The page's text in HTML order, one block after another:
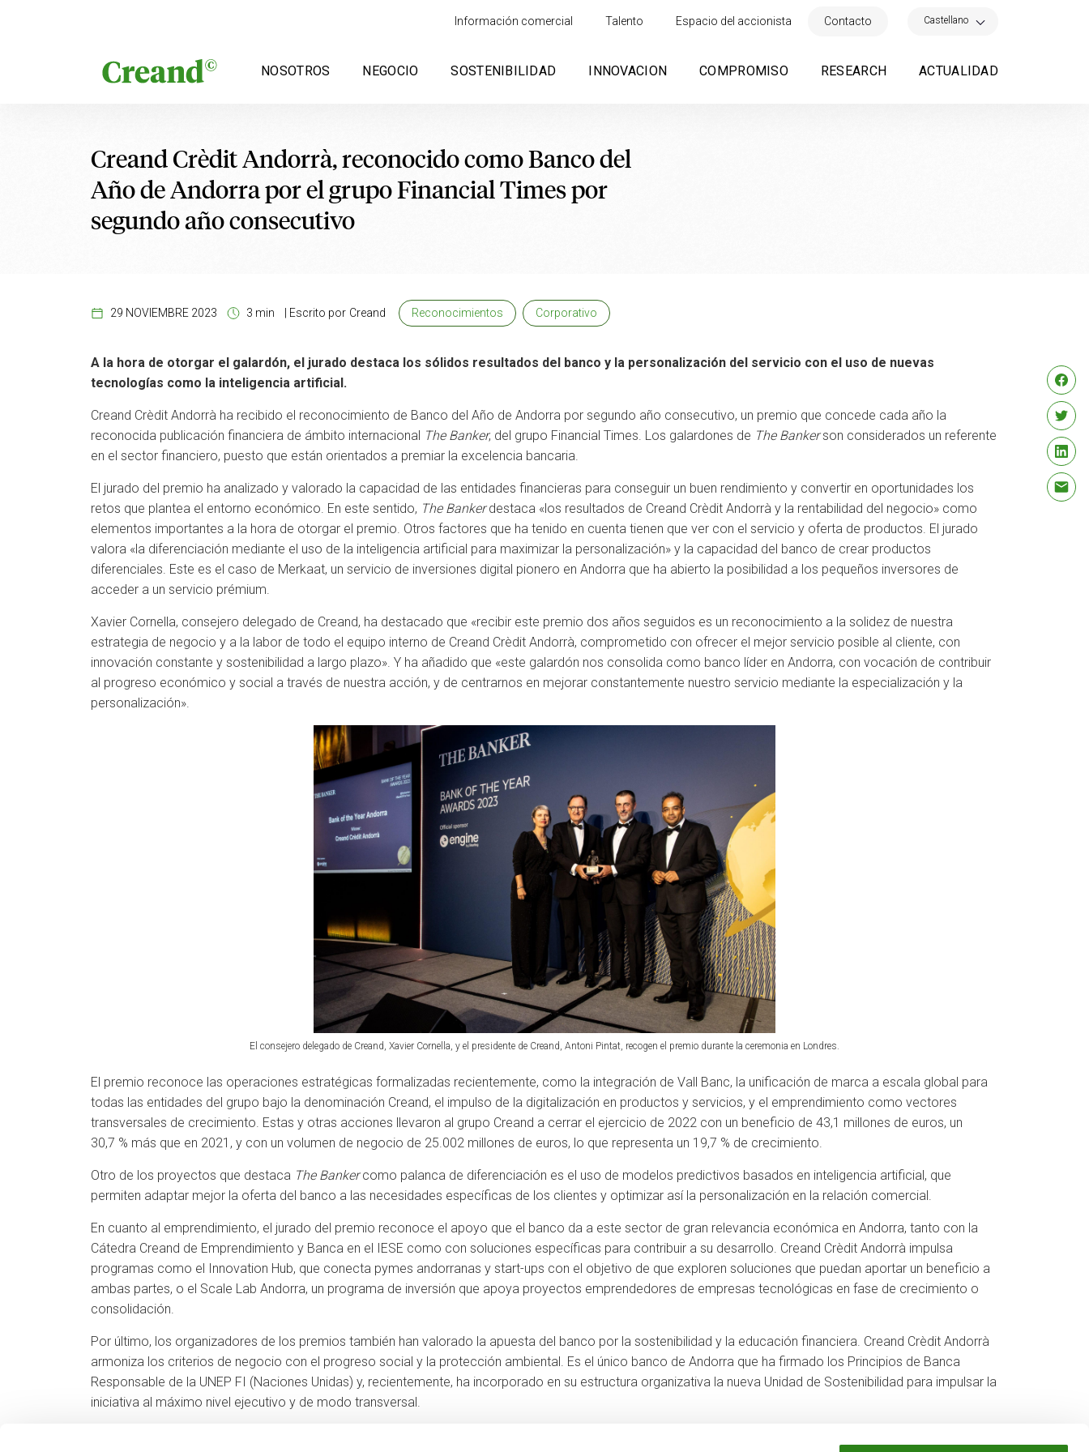
Información comercial Talento Espacio del accionista Contacto Castellano
NOSOTROS NEGOCIO SOSTENIBILIDAD INNOVACION COMPROMISO RESEARCH ACTUALIDAD
Creand Crèdit Andorrà, reconocido como Banco del
Año de Andorra por el grupo Financial Times por
segundo año consecutivo
29 NOVIEMBRE 2023 3 min Escrito por Creand Reconocimientos Corporativo
A la hora de otorgar el galardón, el jurado destaca los sólidos resultados del banco y la personalización del servicio con el uso de nuevas
tecnologías como la inteligencia artificial.
Creand Crèdit Andorrà ha recibido el reconocimiento de Banco del Año de Andorra por segundo año consecutivo, un premio que concede cada año la
reconocida publicación financiera de ámbito internacional The Banker, del grupo Financial Times. Los galardones de The Bankerson considerados un referente
en el sector financiero, puesto que están orientados a premiar la excelencia bancaria.
El jurado del premio ha analizado y valorado la capacidad de las entidades financieras para conseguir un buen rendimiento y convertir en oportunidades los
retos que plantea el entorno económico. En este sentido, The Bankerdestaca «los resultados de Creand Crèdit Andorrà y la rentabilidad del negocio» como
elementos importantes a la hora de otorgar el premio. Otros factores que ha tenido en cuenta tienen que ver con el servicio y oferta de productos. El jurado
valora «la diferenciación mediante el uso de la inteligencia artificial para maximizar la personalización» y la capacidad del banco de crear productos
diferenciales. Este es el caso de Merkaat, un servicio de inversiones digital pionero en Andorra que ha abierto la posibilidad a los pequeños inversores de
acceder a un servicio prémium.
Xavier Cornella, consejero delegado de Creand, ha destacado que «recibir este premio dos años seguidos es un reconocimiento a la solidez de nuestra
estrategia de negocio y a la labor de todo el equipo interno de Creand Crèdit Andorrà, comprometido con ofrecer el mejor servicio posible al cliente, con
innovación constante y sostenibilidad a largo plazo». Y ha añadido que «este galardón nos consolida como banco líder en Andorra, con vocación de contribuir
al progreso económico y social a través de nuestra acción, y de centrarnos en mejorar constantemente nuestro servicio mediante la especialización y la
personalización».
El consejero delegado de Creand, Xavier Cornella, y el presidente de Creand, Antoni Pintat, recogen el premio durante la ceremonia en Londres.
El premio reconoce las operaciones estratégicas formalizadas recientemente, como la integración de Vall Banc, la unificación de marca a escala global para
todas las entidades del grupo bajo la denominación Creand, el impulso de la digitalización en productos y servicios, y el emprendimiento como vectores
transversales de crecimiento. Estas y otras acciones llevaron al grupo Creand a cerrar el ejercicio de 2022 con un beneficio de 43,1 millones de euros, un
30,7 % más que en 2021, y con un volumen de negocio de 25.002 millones de euros, lo que representa un 19,7 % de crecimiento.
Otro de los proyectos que destaca The Bankercomo palanca de diferenciación es el uso de modelos predictivos basados en inteligencia artificial, que
permiten adaptar mejor la oferta del banco a las necesidades específicas de los clientes y optimizar así la personalización en la relación comercial.
En cuanto al emprendimiento, el jurado del premio reconoce el apoyo que el banco da a este sector de gran relevancia económica en Andorra, tanto con la
Cátedra Creand de Emprendimiento y Banca en el IESE como con soluciones específicas para contribuir a su desarrollo. Creand Crèdit Andorrà impulsa
programas como el Innovation Hub, que conecta pymes andorranas y start-ups con el objetivo de que exploren soluciones que puedan aportar un beneficio a
ambas partes, o el Scale Lab Andorra, un programa de inversión que apoya proyectos emprendedores de empresas tecnológicas en fase de crecimiento o
consolidación.
Por último, los organizadores de los premios también han valorado la apuesta del banco por la sostenibilidad y la educación financiera. Creand Crèdit Andorrà
armoniza los criterios de negocio con el progreso social y la protección ambiental. ‌Es el único banco de Andorra que ha firmado los Principios de Banca
Responsable de la UNEP FI (Naciones Unidas) y, recientemente, ha incorporado en su estructura organizativa la nueva Unidad de Sostenibilidad para impulsar la
iniciativa al máximo nivel ejecutivo y de modo transversal.